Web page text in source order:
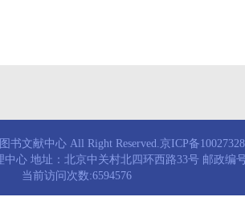
书文献中心 All Right Reserved.京ICP备
心 地址：北京中关村北四环西路33号 邮政编
当前访问次数:6594576